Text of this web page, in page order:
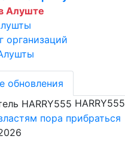
Алуште
организаций
обновления
HARRY555
пора прибраться